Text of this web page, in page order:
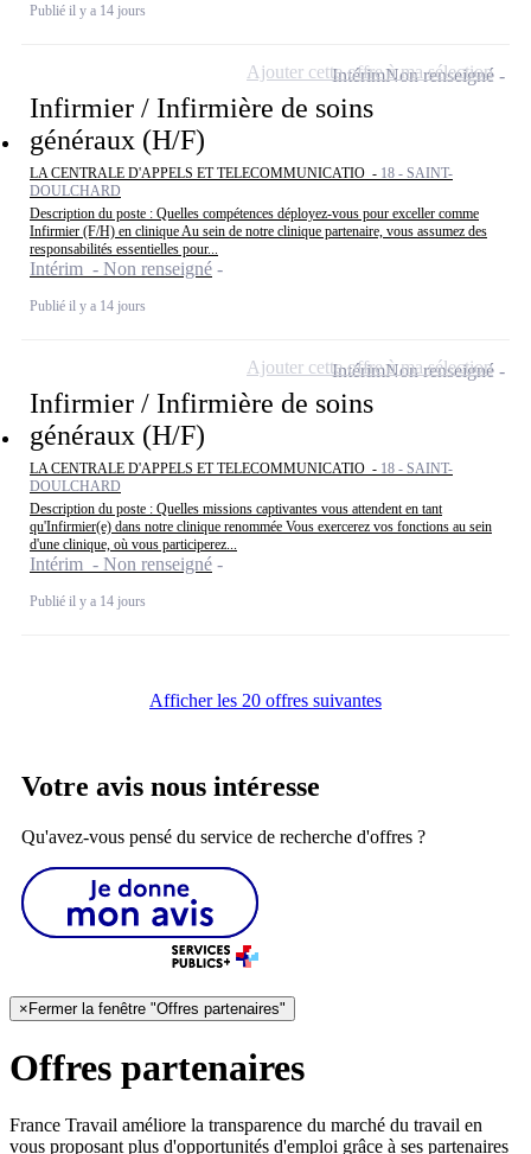
Publié il y a 14 jours
Infirmier / Infirmière de soins
généraux (H/F)
LA CENTRALE D'APPELS ET TELECOMMUNICATIO - 18 - SAINT-
DOULCHARD
Description du poste : Quelles compétences déployez-vous pour exceller comme
Infirmier (F/H) en clinique Au sein de notre clinique partenaire, vous assumez des
responsabilités essentielles pour...
Intérim - Non renseigné
Publié il y a 14 jours
IntérimNon renseigné
Ajouter cette offre à ma sélection
Infirmier / Infirmière de soins
généraux (H/F)
LA CENTRALE D'APPELS ET TELECOMMUNICATIO - 18 - SAINT-
DOULCHARD
Description du poste : Quelles missions captivantes vous attendent en tant
qu'Infirmier(e) dans notre clinique renommée Vous exercerez vos fonctions au sein
d'une clinique, où vous participerez...
Intérim - Non renseigné
Publié il y a 14 jours
IntérimNon renseigné
Ajouter cette offre à ma sélection
Afficher les 20 offres suivantes
Votre avis nous intéresse
Qu'avez-vous pensé du service de recherche d'offres ?
×Fermer la fenêtre "Offres partenaires"
Offres partenaires
France Travail améliore la transparence du marché du travail en
vous proposant plus d'opportunités d'emploi grâce à ses partenaires